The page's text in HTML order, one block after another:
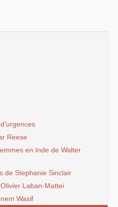
Reese
en Inde de Walter
de Stephanie Sinclair
Laban-Mattei
Wasif